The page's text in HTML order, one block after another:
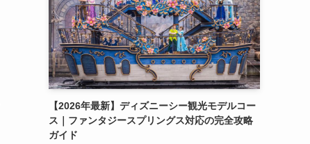
【2026年最新】ディズニーシー観光モデルコー
ス｜ファンタジースプリングス対応の完全攻略
ガイド